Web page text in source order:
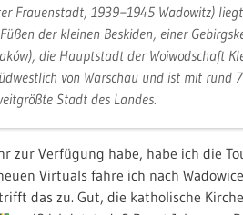
Frauenstadt, 1939−1945 Wadowitz)
der kleinen Beskiden, einer
die Hauptstadt der Woiwodschaft
von Warschau und ist mit rund
Stadt des Landes.
zur Verfügung habe, habe ich die
Virtuals fahre ich nach
das zu. Gut, die katholische